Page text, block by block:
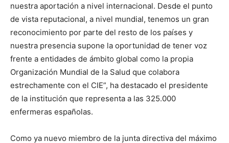
nuestra aportación a nivel internacional. Desde el punto
de vista reputacional, a nivel mundial, tenemos un gran
reconocimiento por parte del resto de los países y
nuestra presencia supone la oportunidad de tener voz
frente a entidades de ámbito global como la propia
Organización Mundial de la Salud que colabora
estrechamente con el CIE”, ha destacado el presidente
de la institución que representa a las 325.000
enfermeras españolas.
Como ya nuevo miembro de la junta directiva del máximo